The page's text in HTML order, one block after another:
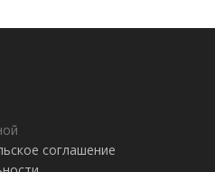
соглашение